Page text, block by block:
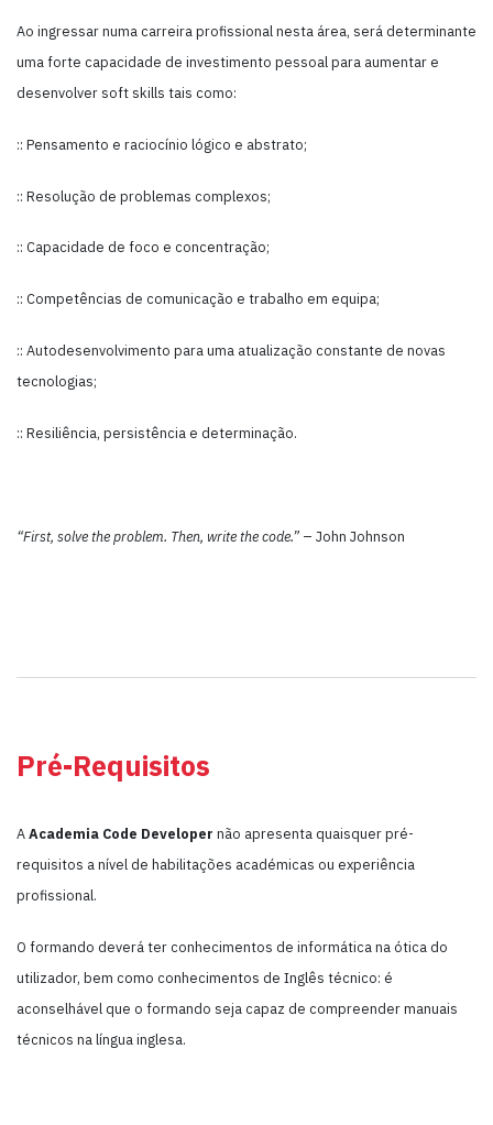
Ao ingressar numa carreira profissional nesta área, será determinante
uma forte capacidade de investimento pessoal para aumentar e
desenvolver soft skills tais como:
:: Pensamento e raciocínio lógico e abstrato;
:: Resolução de problemas complexos;
:: Capacidade de foco e concentração;
:: Competências de comunicação e trabalho em equipa;
:: Autodesenvolvimento para uma atualização constante de novas
tecnologias;
:: Resiliência, persistência e determinação.
“First, solve the problem. Then, write the code.” – John Johnson
Pré-Requisitos
AAcademia Code Developer não apresenta quaisquer pré-
requisitos a nível de habilitações académicas ou experiência
profissional.
O formando deverá ter conhecimentos de informática na ótica do
utilizador, bem como conhecimentos de Inglês técnico: é
aconselhável que o formando seja capaz de compreender manuais
técnicos na língua inglesa.